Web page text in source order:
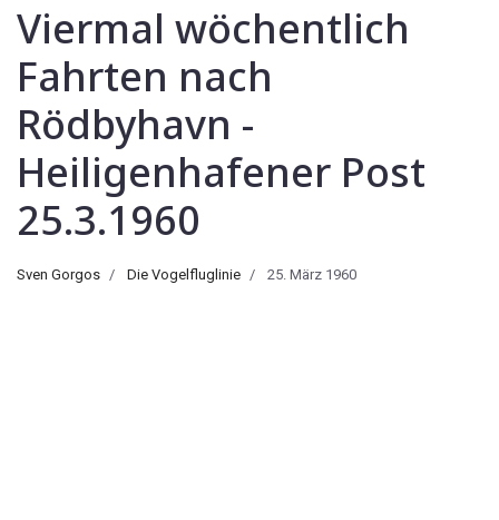
Viermal wöchentlich
Fahrten nach
Rödbyhavn -
Heiligenhafener Post
25.3.1960
Sven Gorgos Die Vogelfluglinie 25. März 1960